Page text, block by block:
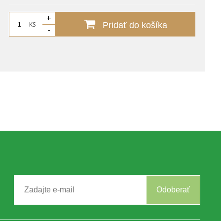
KS
+
-
Pridať do košíka
Odoberať